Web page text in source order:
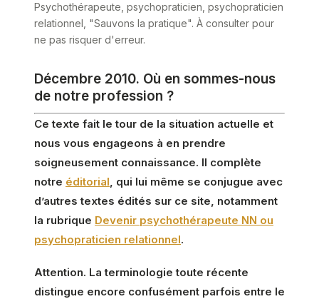
Psychothérapeute, psychopraticien, psychopraticien
relationnel, "Sauvons la pratique". À consulter pour
ne pas risquer d'erreur.
Décembre 2010. Où en sommes-nous
de notre profession ?
Ce texte fait le tour de la situation actuelle et
nous vous engageons à en prendre
soigneusement connaissance. Il complète
notre éditorial, qui lui même se conjugue avec
d’autres textes édités sur ce site, notamment
la rubrique Devenir psychothérapeute NN ou
psychopraticien relationnel.
Attention. La terminologie toute récente
distingue encore confusément parfois entre le